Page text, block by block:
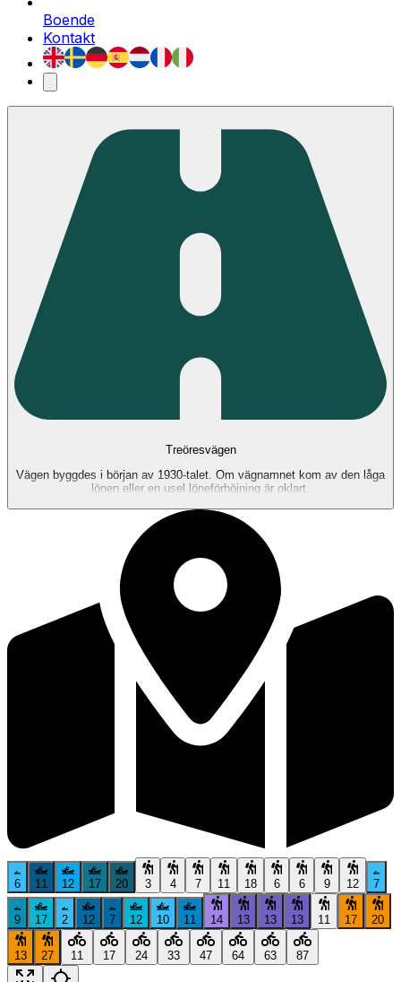
Boende
Kontakt
Treöresvägen
Vägen byggdes i början av 1930-talet. Om vägnamnet kom av den låga
lönen eller en usel löneförhöjning är oklart.
6 11 12 17 20 3 4 7 11 18 6 6 9 12 7
9 17 2 12 7 12 10 11 14 13 13 13 11 17 20
13 27 11 17 24 33 47 64 63 87